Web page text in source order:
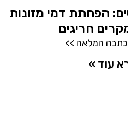
הפחתת דמי מזונות
חריגים
המלאה >>
עוד »